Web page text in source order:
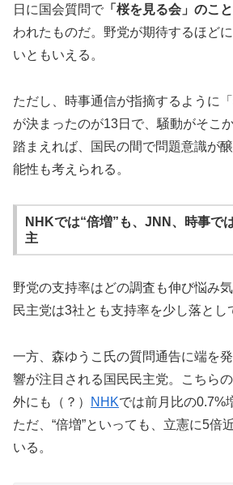
日に国会質問で 「桜を見る会」のこ
われたものだ。野党が期待するほど
いともいえる。
ただし、時事通信が指摘するように
が決まったのが13日で、騒動がそこ
踏まえれば、国民の間で問題意識が
能性も考えられる。
NHKでは“倍増”も、JNN、時事で
主
野党の支持率はどの調査も伸び悩み
民主党は3社とも支持率を少し落とし
一方、森ゆうこ氏の質問通告に端を
響が注目される国民民主党。こちら
外にも（？）
NHKでは前月比の0.7%
ただ、“倍増”といっても、立憲に5倍
いる。